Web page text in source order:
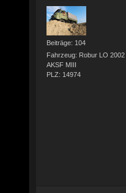
Beiträge: 104
Fahrzeug: Robur LO 2002
AKSF MIII
PLZ: 14974